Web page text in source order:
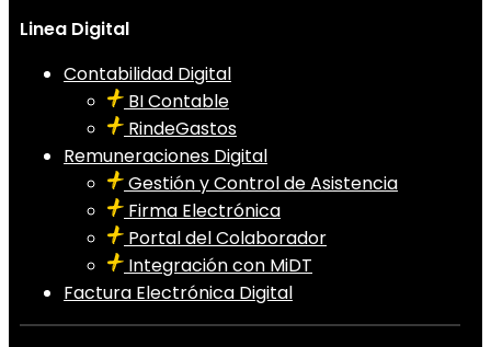
Linea Digital
Contabilidad Digital
BI Contable
RindeGastos
Remuneraciones Digital
Gestión y Control de Asistencia
Firma Electrónica
Portal del Colaborador
Integración con MiDT
Factura Electrónica Digital